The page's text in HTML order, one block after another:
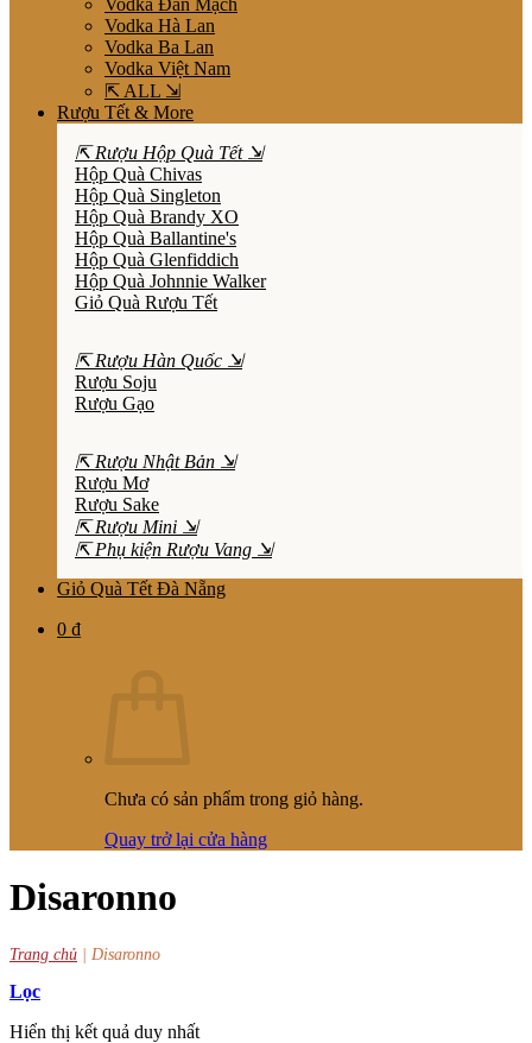
Vodka Đan Mạch
Vodka Hà Lan
Vodka Ba Lan
Vodka Việt Nam
⇱ ALL ⇲
Rượu Tết & More
⇱ Rượu Hộp Quà Tết ⇲
Hộp Quà Chivas
Hộp Quà Singleton
Hộp Quà Brandy XO
Hộp Quà Ballantine's
Hộp Quà Glenfiddich
Hộp Quà Johnnie Walker
Giỏ Quà Rượu Tết
⇱ Rượu Hàn Quốc ⇲
Rượu Soju
Rượu Gạo
⇱ Rượu Nhật Bản ⇲
Rượu Mơ
Rượu Sake
⇱ Rượu Mini ⇲
⇱ Phụ kiện Rượu Vang ⇲
Giỏ Quà Tết Đà Nẵng
0 ₫
Chưa có sản phẩm trong giỏ hàng.
Quay trở lại cửa hàng
Disaronno
Trang chủ Disaronno
Lọc
Hiển thị kết quả duy nhất